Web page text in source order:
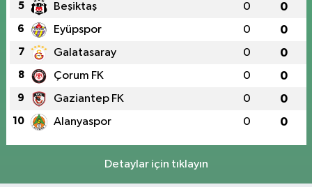
5 Beşiktaş 0 0
6 Eyüpspor 0 0
7 Galatasaray 0 0
8 Çorum FK 0 0
9 Gaziantep FK 0 0
10 Alanyaspor 0 0
Detaylar için tıklayın